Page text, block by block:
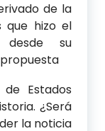
de la
que hizo el
desde su
Estados
¿Será
la noticia